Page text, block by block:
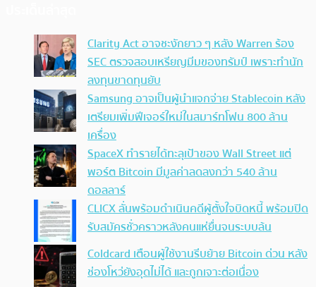
Clarity Act อาจชะงักยาว ๆ หลัง Warren ร้อง
SEC ตรวจสอบเหรียญมีมของทรัมป์ เพราะทำนัก
ลงทุนขาดทุนยับ
Samsung อาจเป็นผู้นำแจกจ่าย Stablecoin หลัง
เตรียมเพิ่มฟีเจอร์ใหม่ในสมาร์ทโฟน 800 ล้าน
เครื่อง
SpaceX ทำรายได้ทะลุเป้าของ Wall Street แต่
พอร์ต Bitcoin มีมูลค่าลดลงกว่า 540 ล้าน
ดอลลาร์
CLICX ลั่นพร้อมดำเนินคดีผู้ตั้งใจบิดหนี้ พร้อมปิด
รับสมัครชั่วคราวหลังคนแห่ยื่นจนระบบล้น
Coldcard เตือนผู้ใช้งานรีบย้าย Bitcoin ด่วน หลัง
ช่องโหว่ยังอุดไม่ได้ และถูกเจาะต่อเนื่อง